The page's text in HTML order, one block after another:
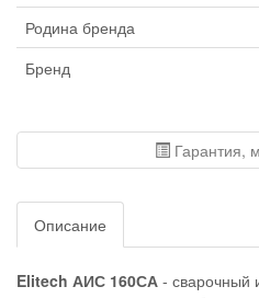
Родина бренда
Бренд
Гарантия,
Описание
Elitech АИС 160СА - сварочный